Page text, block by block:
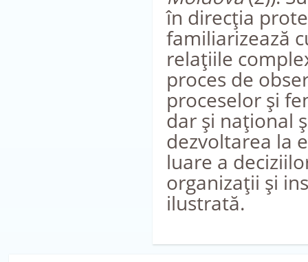
în direcţia
familiarizează
relaţiile
proces de
proceselor şi
dar şi naţional
dezvoltarea la
luare a
organizaţii şi
ilustrată.